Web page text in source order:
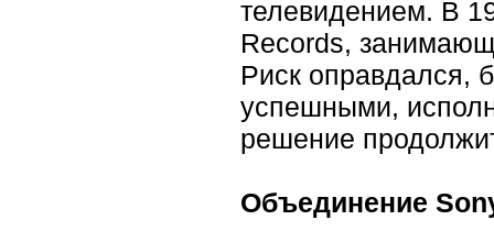
телевидением. В
Records,
Риск оправдался,
успешными,
решение
Объединение